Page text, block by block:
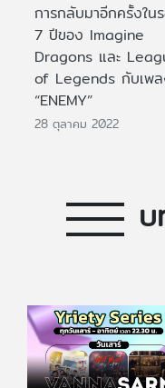
การกลับมาอีกครั้งใน
7 ปีของ Imagine
Dragons และ
of Legends กับเพ
“ENEMY”
28 ตุลาคม 2022